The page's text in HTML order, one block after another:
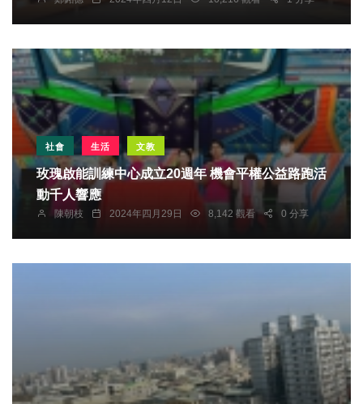
社會 生活 文教
玫瑰啟能訓練中心成立20週年 機會平權公益路跑活
動千人響應
陳朝枝 2024年四月29日 8,142 觀看 0 分享